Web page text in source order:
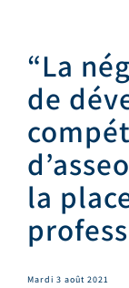
“La
de
la
Mardi 3 août 2021